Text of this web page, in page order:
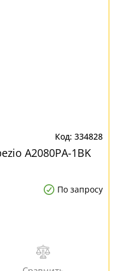
334828
A2080PA-1BK
По запросу